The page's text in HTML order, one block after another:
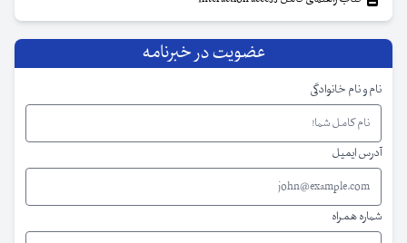
عضویت در خبرنامه
نام و نام خانوادگی
آدرس ایمیل
شماره همراه